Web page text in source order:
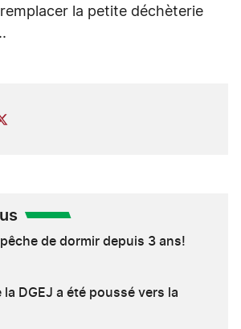
la petite déchèterie
de dormir depuis 3 ans!
la DGEJ a été poussé vers la